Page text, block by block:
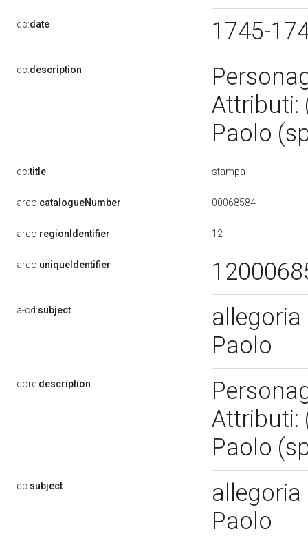
dc:date 1745-
dc:description
Attributi:
Paolo
dc:title stampa
arco:catalogueNumber 00068584
arco:regionIdentifier 12
arco:uniqueIdentifier
a-cd:subject
allegoria
Paolo
core:description
Attributi:
Paolo
dc:subject
allegoria
Paolo